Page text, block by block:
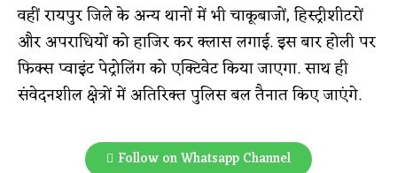
वहीं रायपुर जिले के अन्य थानों में भी चाकूबाजों, हिस्ट्रीशीटरों
और अपराधियों को हाजिर कर क्लास लगाई. इस बार होली पर
फिक्स प्वाइंट पेट्रोलिंग को एक्टिवेट किया जाएगा. साथ ही
संवेदनशील क्षेत्रों में अतिरिक्त पुलिस बल तैनात किए जाएंगे.
Follow on Whatsapp Channel